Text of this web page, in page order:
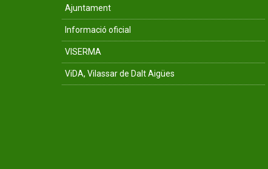
Ajuntament
Informació oficial
VISERMA
ViDA, Vilassar de Dalt Aigües